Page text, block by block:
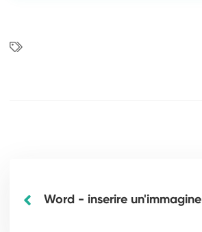
Word - inserire un'immagine